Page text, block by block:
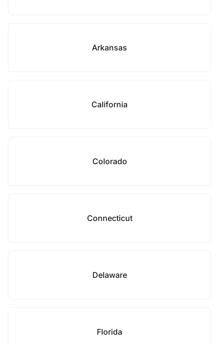
Arkansas
California
Colorado
Connecticut
Delaware
Florida